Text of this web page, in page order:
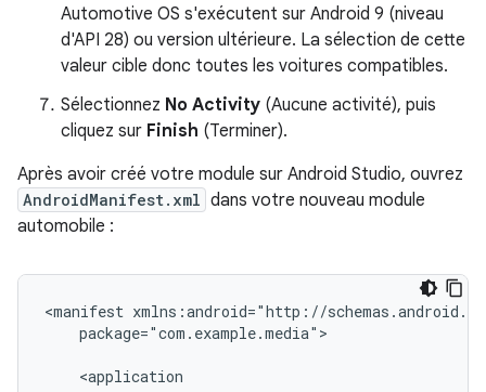
Automotive OS s'exécutent sur Android 9 (niveau
d'API 28) ou version ultérieure. La sélection de cette
valeur cible donc toutes les voitures compatibles.
Sélectionnez No Activity (Aucune activité), puis
cliquez sur Finish (Terminer).
Après avoir créé votre module sur Android Studio, ouvrez
AndroidManifest.xml dans votre nouveau module
automobile :
<manifest
package="com.example.media">